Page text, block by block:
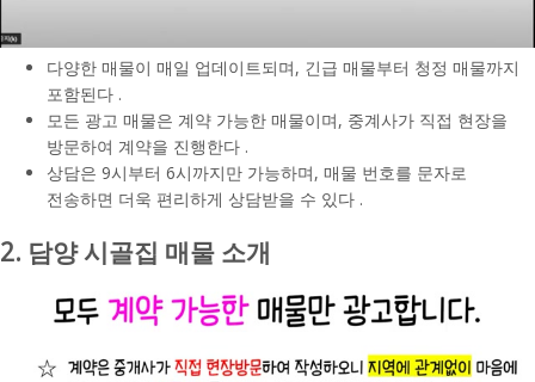
다양한 매물이 매일 업데이트되며, 긴급 매물부터 청정 매물까지
포함된다 .
모든 광고 매물은 계약 가능한 매물이며, 중계사가 직접 현장을
방문하여 계약을 진행한다 .
상담은 9시부터 6시까지만 가능하며, 매물 번호를 문자로
전송하면 더욱 편리하게 상담받을 수 있다 .
2. 담양 시골집 매물 소개